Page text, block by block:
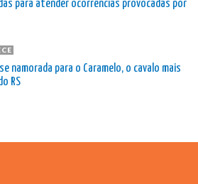
para atender ocorrências provocadas por
namorada para o Caramelo, o cavalo mais
RS